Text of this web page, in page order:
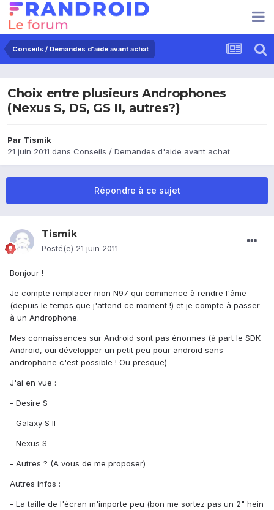
Conseils / Demandes d'aide avant achat
Choix entre plusieurs Androphones
(Nexus S, DS, GS II, autres?)
Par Tismik
21 juin 2011 dans Conseils / Demandes d'aide avant achat
Répondre à ce sujet
Tismik
Posté(e) 21 juin 2011
Bonjour !
Je compte remplacer mon N97 qui commence à rendre l'âme
(depuis le temps que j'attend ce moment !) et je compte à passer
à un Androphone.
Mes connaissances sur Android sont pas énormes (à part le SDK
Android, oui développer un petit peu pour android sans
androphone c'est possible ! Ou presque)
J'ai en vue :
- Desire S
- Galaxy S II
- Nexus S
- Autres ? (A vous de me proposer)
Autres infos :
- La taille de l'écran m'importe peu (bon me sortez pas un 2" hein